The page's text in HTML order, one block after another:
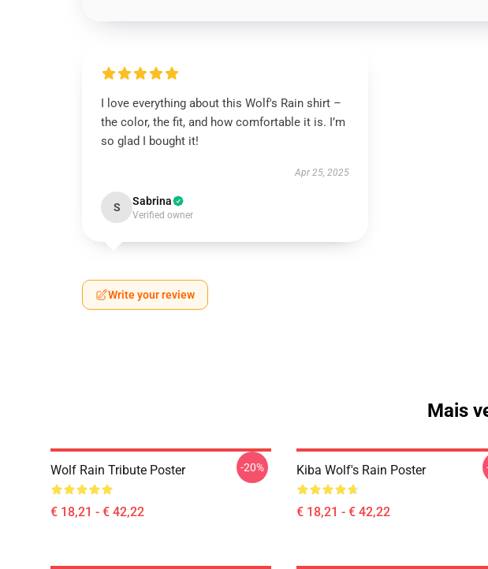
I love everything about this Wolf's Rain shirt –
the color, the fit, and how comfortable it is. I’m
so glad I bought it!
Apr 25, 2025
S Sabrina
Verified owner
Write your review
Mais
Wolf Rain Tribute Poster
€ 18,21 - € 42,22
-20% Kiba Wolf's Rain Poster
€ 18,21 - € 42,22